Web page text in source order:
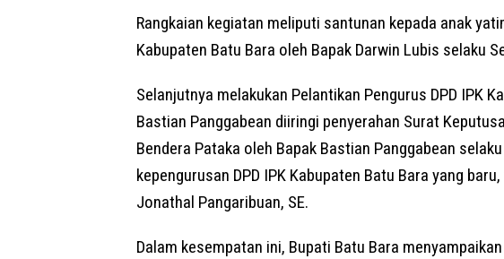
Rangkaian kegiatan meliputi santunan kepada anak
Kabupaten Batu Bara oleh Bapak Darwin Lubis selaku
Selanjutnya melakukan Pelantikan Pengurus DPD IPK
Bastian Panggabean diiringi penyerahan Surat
Bendera Pataka oleh Bapak Bastian Panggabean
kepengurusan DPD IPK Kabupaten Batu Bara yang
Jonathal Pangaribuan, SE.
Dalam kesempatan ini, Bupati Batu Bara